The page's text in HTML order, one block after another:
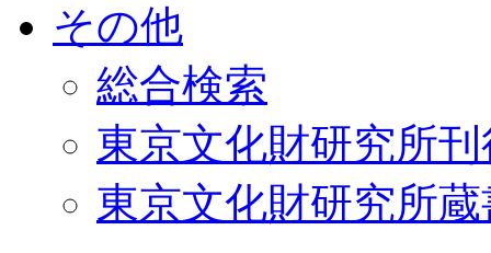
その他
総合検索
東京文化財研究所
東京文化財研究所